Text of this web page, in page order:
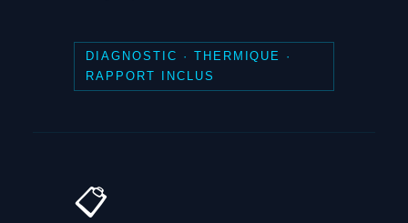
DIAGNOSTIC · THERMIQUE ·
RAPPORT INCLUS
📋